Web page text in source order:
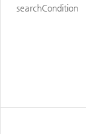
searchCondition